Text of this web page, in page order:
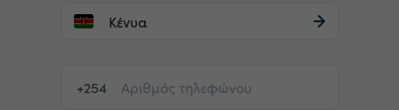
Κένυα
+254